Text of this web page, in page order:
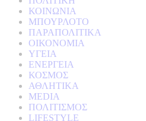
ΚΟΙΝΩΝΙΑ
ΜΠΟΥΡΛΟΤΟ
ΠΑΡΑΠΟΛΙΤΙΚΑ
ΟΙΚΟΝΟΜΙΑ
ΥΓΕΙΑ
ΕΝΕΡΓΕΙΑ
ΚΟΣΜΟΣ
ΑΘΛΗΤΙΚΑ
MEDIA
ΠΟΛΙΤΙΣΜΟΣ
LIFESTYLE